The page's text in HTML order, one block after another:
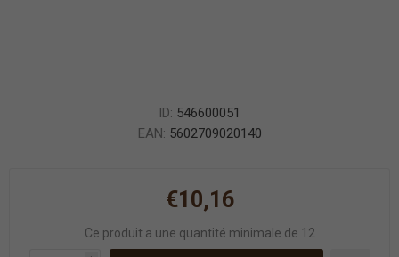
ID: 546600051
EAN: 5602709020140
€10,16
Ce produit a une quantité minimale de 12